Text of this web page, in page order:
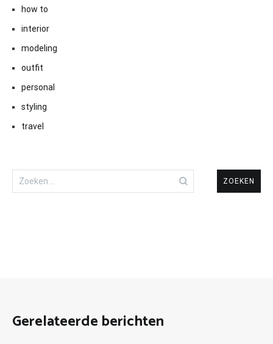
how to
interior
modeling
outfit
personal
styling
travel
Zoeken
naar:
Gerelateerde berichten